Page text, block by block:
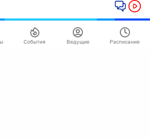
События Ведущие Расписание